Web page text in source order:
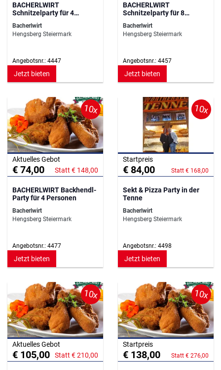
BACHERLWIRT
Schnitzelparty für 4
Bacherlwirt
Hengsberg Steiermark
Angebotsnr.: 4447
Jetzt bieten
BACHERLWIRT
Schnitzelparty für 8
Bacherlwirt
Hengsberg Steiermark
Angebotsnr.: 4457
Jetzt bieten
10x
Aktuelles Gebot
€ 74,00 Statt € 148,00
BACHERLWIRT Backhendl-
Party für 4 Personen
Bacherlwirt
Hengsberg Steiermark
Angebotsnr.: 4477
Jetzt bieten
10x
Startpreis
€ 84,00 Statt € 168,00
Sekt & Pizza Party in der
Tenne
Bacherlwirt
Hengsberg Steiermark
Angebotsnr.: 4498
Jetzt bieten
10x
Aktuelles Gebot
€ 105,00 Statt € 210,00
10x
Startpreis
€ 138,00 Statt € 276,00